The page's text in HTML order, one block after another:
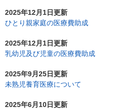
2025年12月1日更新
ひとり親家庭の医療費助成
2025年12月1日更新
乳幼児及び児童の医療費助成
2025年9月25日更新
未熟児養育医療について
2025年6月10日更新